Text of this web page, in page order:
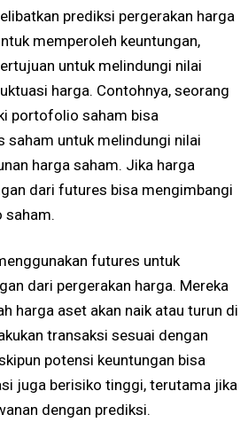
prediksi pergerakan harga
memperoleh keuntungan,
untuk melindungi nilai
harga. Contohnya, seorang
portofolio saham bisa
saham untuk melindungi nilai
harga saham. Jika harga
dari futures bisa mengimbangi
futures untuk
dari pergerakan harga. Mereka
harga aset akan naik atau turun di
transaksi sesuai dengan
potensi keuntungan bisa
juga berisiko tinggi, terutama jika
dengan prediksi.